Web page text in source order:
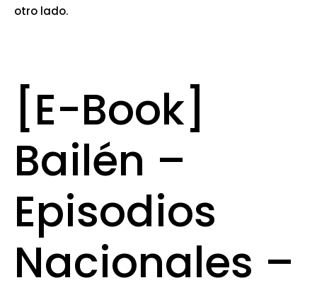
otro lado.
[E-Book]
Bailén –
Episodios
Nacionales –